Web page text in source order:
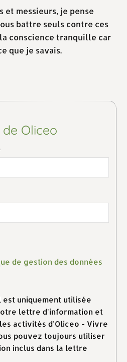
et messieurs, je pense
battre seuls contre ces
conscience tranquille car
que je savais.
Oliceo
de gestion des données
uniquement utilisée
lettre d'information et
activités d'Oliceo - Vivre
pouvez toujours utiliser
inclus dans la lettre